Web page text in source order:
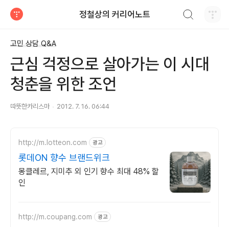
정철상의 커리어노트
고민 상담 Q&A
근심 걱정으로 살아가는 이 시대
청춘을 위한 조언
따뜻한카리스마 2012. 7. 16. 06:44
http://m.lotteon.com 광고
롯데ON 향수 브랜드위크
몽클레르, 지미추 외 인기 향수 최대 48% 할
인
http://m.coupang.com 광고